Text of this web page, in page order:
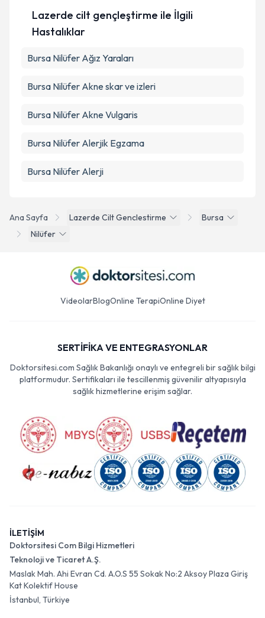
Ana Sayfa Lazerde Cilt Genclestirme
Bursa
Nilüfer
Lazerde cilt gençleştirme ile İlgili
Hastalıklar
Bursa Nilüfer Ağız Yaraları
Bursa Nilüfer Akne skar ve izleri
Bursa Nilüfer Akne Vulgaris
Bursa Nilüfer Alerjik Egzama
Bursa Nilüfer Alerji
VideolarBlogOnline TerapiOnline Diyet
SERTİFİKA VE ENTEGRASYONLAR
Doktorsitesi.com Sağlık Bakanlığı onaylı ve entegreli bir sağlık bilgi
platformudur. Sertifikaları ile tescillenmiş güvenilir altyapısıyla
sağlık hizmetlerine erişim sağlar.
İLETİŞİM
Doktorsitesi Com Bilgi Hizmetleri
Teknoloji ve Ticaret A.Ş.
Maslak Mah. Ahi Evran Cd. A.O.S 55 Sokak No:2 Aksoy Plaza Giriş
Kat Kolektif House
İstanbul, Türkiye